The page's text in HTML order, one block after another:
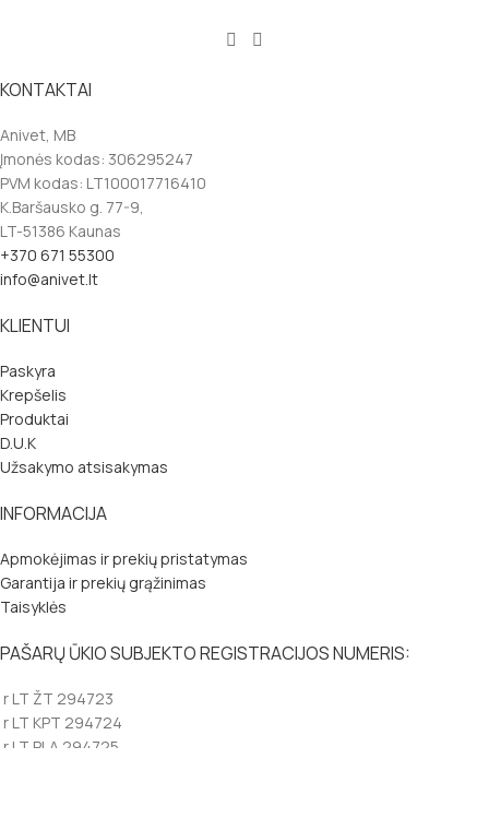
KONTAKTAI
Anivet, MB
Įmonės kodas: 306295247
PVM kodas: LT100017716410
K.Baršausko g. 77-9,
LT-51386 Kaunas
+370 671 55300
info@anivet.lt
KLIENTUI
Paskyra
Krepšelis
Produktai
D.U.K
Užsakymo atsisakymas
INFORMACIJA
Apmokėjimas ir prekių pristatymas
Garantija ir prekių grąžinimas
Taisyklės
PAŠARŲ ŪKIO SUBJEKTO REGISTRACIJOS NUMERIS:
r LT ŽT 294723
r LT KPT 294724
r LT PLA 294725